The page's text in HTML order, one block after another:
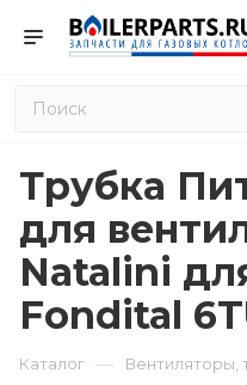
Трубка
для
Natalini
Fondital
Каталог — Вентиляторы,